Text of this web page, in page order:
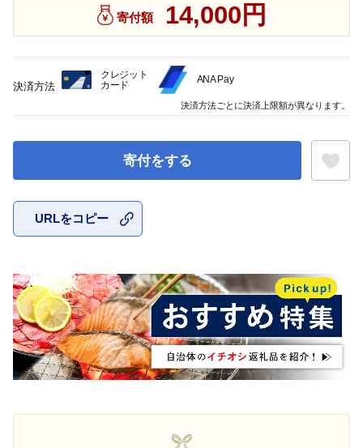
寄付額 14,000円
寄付をする
URLをコピー
決済方法
クレジット
カード
ANA Pay
決済方法ごとに決済上限額が異なります。